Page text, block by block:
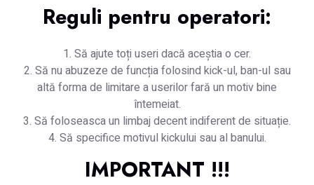
Reguli pentru operatori:
1. Să ajute toți useri dacă aceștia o cer.
2. Să nu abuzeze de funcția folosind kick-ul, ban-ul sau
altă forma de limitare a userilor fară un motiv bine
întemeiat.
3. Să foloseasca un limbaj decent indiferent de situație.
4. Să specifice motivul kickului sau al banului.
IMPORTANT !!!